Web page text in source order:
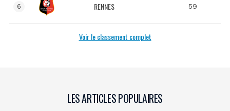
6 RENNES 59
Voir le classement complet
LES ARTICLES POPULAIRES